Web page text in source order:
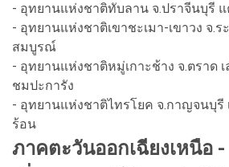
- อุทยานแห่งชาติทับลาน จ.ปราจีนบุรี
- อุทยานแห่งชาติเขาชะเมา-เขาวง จ.
สมบูรณ์
- อุทยานแห่งชาติหมู่เกาะช้าง จ.ตราด
ชมปะการัง
- อุทยานแห่งชาติไทรโยค จ.กาญจนบุรี
ร้อน
ภาคตะวันออกเฉียงเหนือ